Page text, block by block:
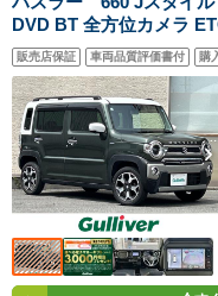
DVD BT 全方位カメラ
バックソナー スマート
アシスト オートマチック
イト フォグ 禁煙車
販売店保証 車両品質評価書付 購